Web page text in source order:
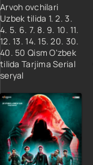
Arvoh ovchilari
Uzbek tilida 1. 2. 3.
4. 5. 6. 7. 8. 9. 10. 11.
12. 13. 14. 15. 20. 30.
40. 50 Qism O'zbek
tilida Tarjima Serial
seryal